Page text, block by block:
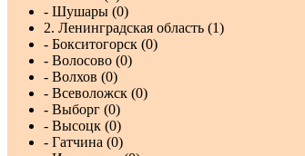
- Шушары (0)
2. Ленинградская область (1)
- Бокситогорск (0)
- Волосово (0)
- Волхов (0)
- Всеволожск (0)
- Выборг (0)
- Высоцк (0)
- Гатчина (0)